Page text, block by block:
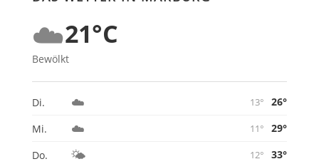
☁️21°C
Bewölkt
Di. ☁️ 13°
26°
Mi.
☁️ 11°
29°
Do.
🌤️ 12° 33°